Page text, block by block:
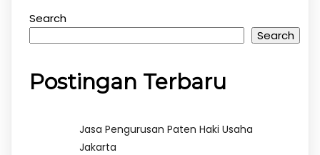
Search
Search
Postingan Terbaru
Jasa Pengurusan Paten Haki Usaha
Jakarta